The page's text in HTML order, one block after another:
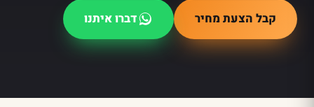
קבל הצעת מחיר דברו איתנו